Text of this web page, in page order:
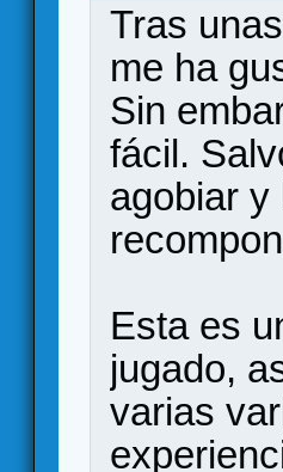
Tras
me ha
Sin
fácil.
agobiar y
Esta es
jugado,
varias